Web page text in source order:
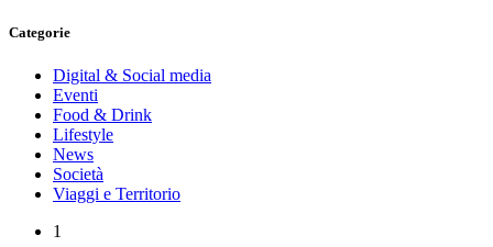
Categorie
Digital & Social media
Eventi
Food & Drink
Lifestyle
News
Società
Viaggi e Territorio
1